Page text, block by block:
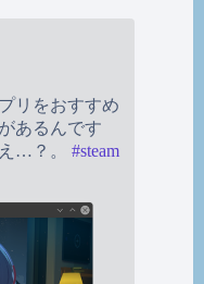
リをおすすめ
あるんです
…？。 #steam